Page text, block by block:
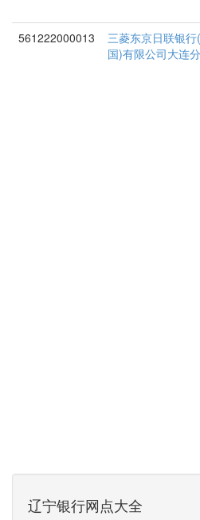
561222000013
三菱东京日联银行
国)有限公司大连
辽宁银行网点大全